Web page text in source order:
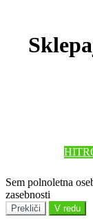
Sem polnoletna
zasebnosti
Prekliči V redu